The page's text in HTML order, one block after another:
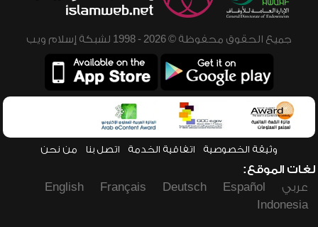
جميع الحقوق محفوظة © 2026 - 1998 لشبكة إسلام ويب
وثيقة الخصوصية اتفاقية الخدمة اتصل بنا من نحن
لغات الموقع:
عربي
Español
Deutsch
Français
English
Indonesia